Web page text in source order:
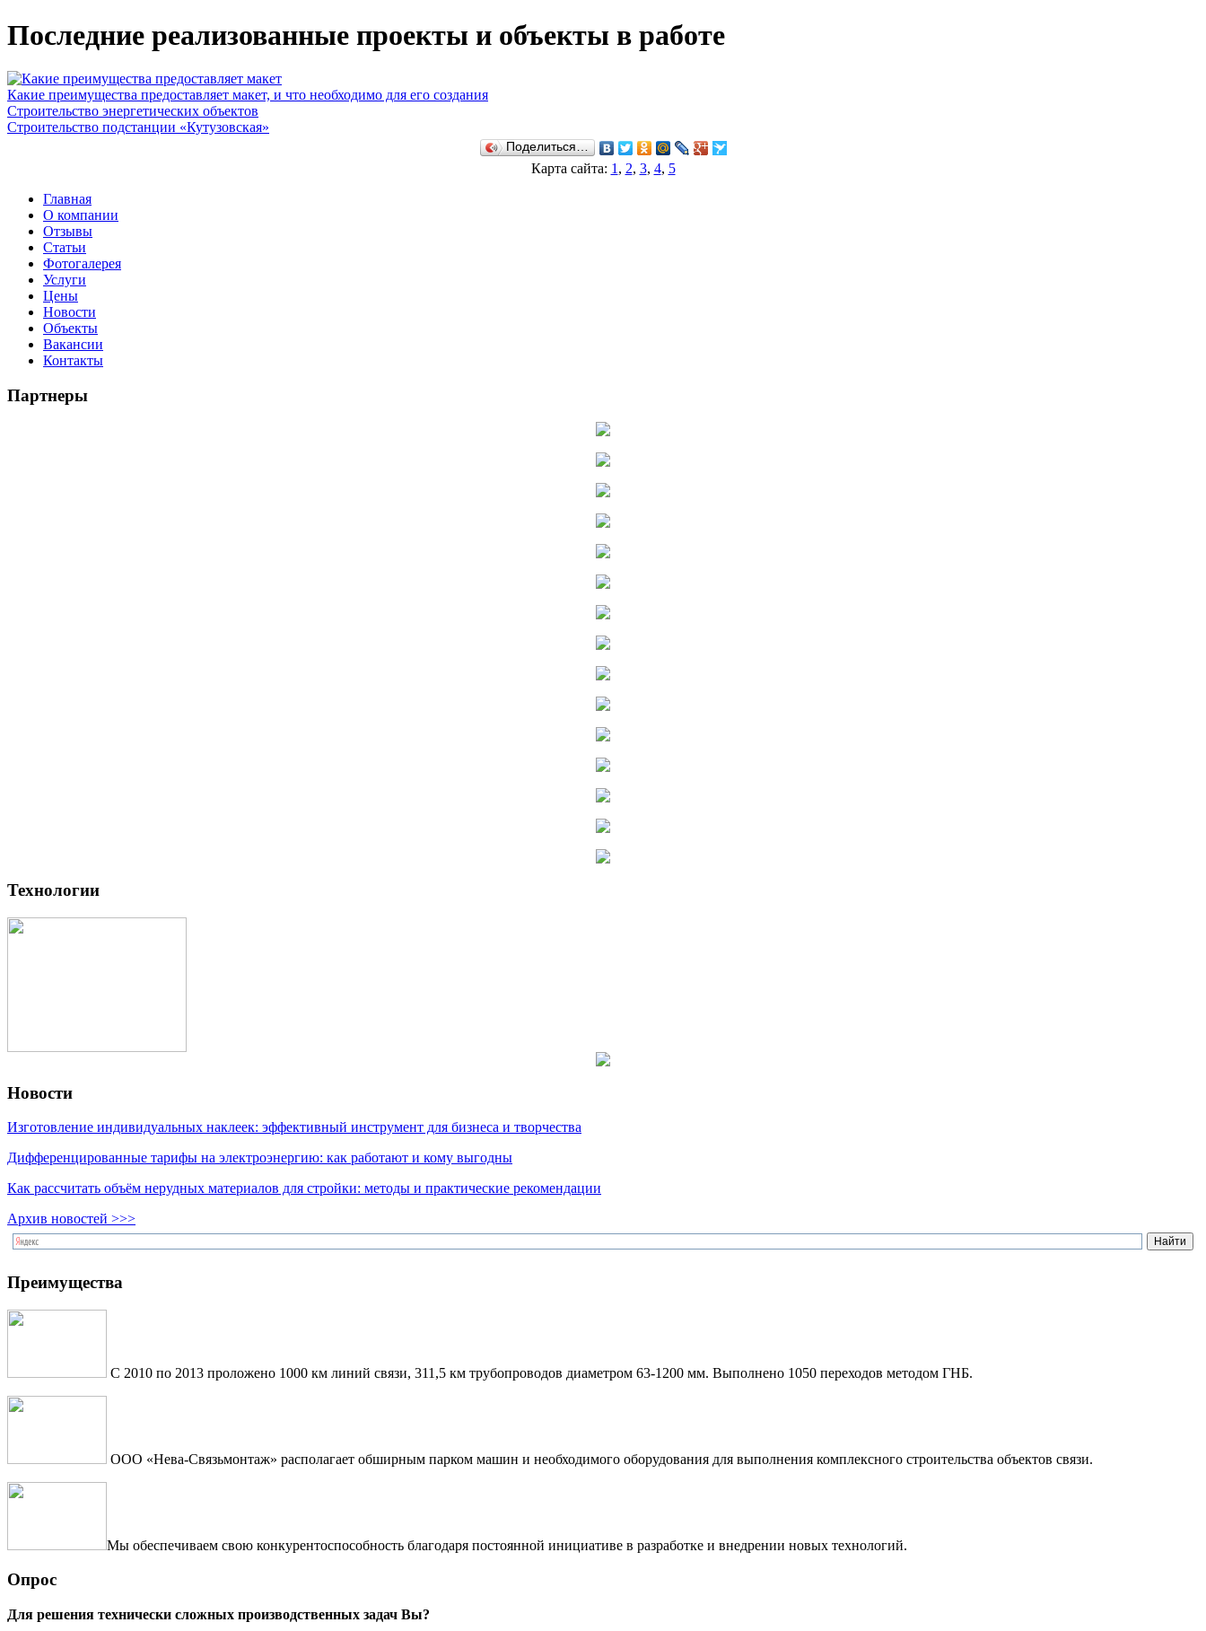
Последние реализованные проекты и объекты в работе
Какие преимущества предоставляет макет, и что необходимо для его создания
Строительство энергетических объектов
Строительство подстанции «Кутузовская»
Поделиться…
Карта сайта: 1 , 2, 3, 4, 5
Главная
О компании
Отзывы
Статьи
Фотогалерея
Услуги
Цены
Новости
Объекты
Вакансии
Контакты
Партнеры
Технологии
Новости
Изготовление индивидуальных наклеек: эффективный инструмент для бизнеса и творчества
Дифференцированные тарифы на электроэнергию: как работают и кому выгодны
Как рассчитать объём нерудных материалов для стройки: методы и практические рекомендации
Архив новостей >>>
Преимущества
С 2010 по 2013 проложено 1000 км линий связи, 311,5 км трубопроводов диаметром 63-1200 мм. Выполнено 1050 переходов методом ГНБ.
ООО «Нева-Связьмонтаж» располагает обширным парком машин и необходимого оборудования для выполнения комплексного строительства объектов связи.
Мы обеспечиваем свою конкурентоспособность благодаря постоянной инициативе в разработке и внедрении новых технологий.
Опрос
Для решения технически сложных производственных задач Вы?